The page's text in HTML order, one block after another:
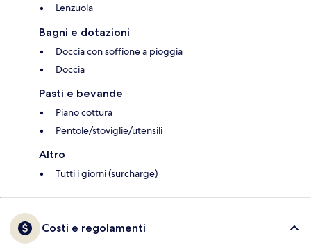
Lenzuola
Bagni e dotazioni
Doccia con soffione a pioggia
Doccia
Pasti e bevande
Piano cottura
Pentole/stoviglie/utensili
Altro
Tutti i giorni (surcharge)
Costi e regolamenti